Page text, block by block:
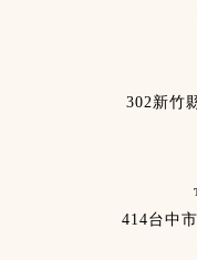
302新竹
414台中